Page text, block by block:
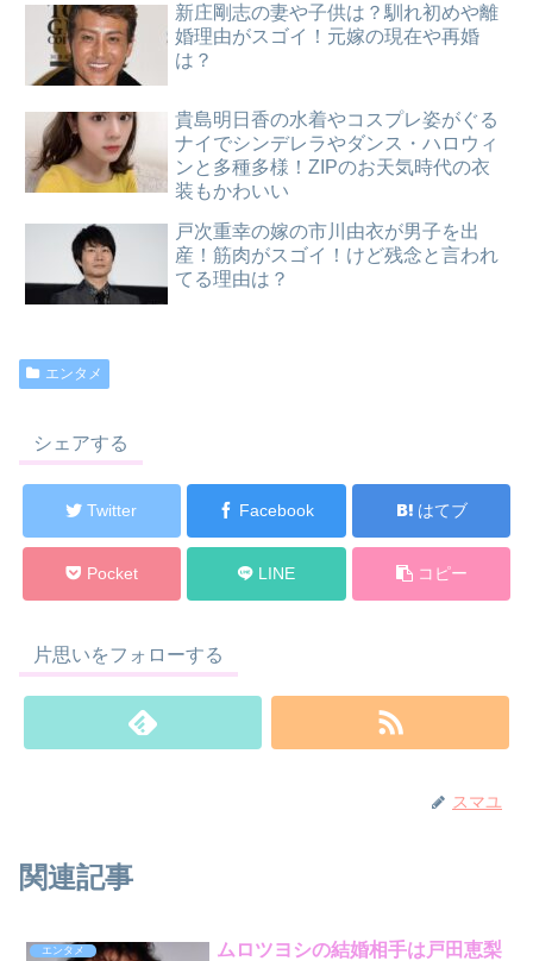
新庄剛志の妻や子供は？馴れ初めや離
婚理由がスゴイ！元嫁の現在や再婚
は？
貴島明日香の水着やコスプレ姿がぐる
ナイでシンデレラやダンス・ハロウィ
ンと多種多様！ZIPのお天気時代の衣
装もかわいい
戸次重幸の嫁の市川由衣が男子を出
産！筋肉がスゴイ！けど残念と言われ
てる理由は？
エンタメ
シェアする
Twitter Facebook はてブ
Pocket LINE コピー
片思いをフォローする
スマユ
関連記事
エンタメ
ムロツヨシの結婚相手は戸田恵梨